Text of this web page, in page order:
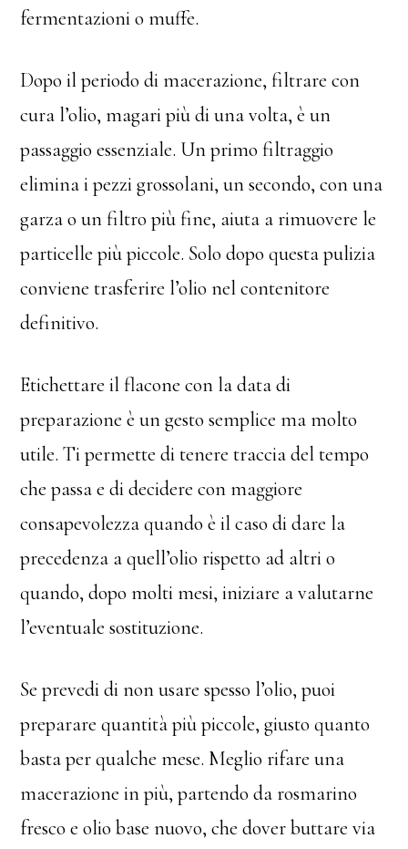
fermentazioni o muffe.
Dopo il periodo di macerazione, filtrare con
cura l’olio, magari più di una volta, è un
passaggio essenziale. Un primo filtraggio
elimina i pezzi grossolani, un secondo, con una
garza o un filtro più fine, aiuta a rimuovere le
particelle più piccole. Solo dopo questa pulizia
conviene trasferire l’olio nel contenitore
definitivo.
Etichettare il flacone con la data di
preparazione è un gesto semplice ma molto
utile. Ti permette di tenere traccia del tempo
che passa e di decidere con maggiore
consapevolezza quando è il caso di dare la
precedenza a quell’olio rispetto ad altri o
quando, dopo molti mesi, iniziare a valutarne
l’eventuale sostituzione.
Se prevedi di non usare spesso l’olio, puoi
preparare quantità più piccole, giusto quanto
basta per qualche mese. Meglio rifare una
macerazione in più, partendo da rosmarino
fresco e olio base nuovo, che dover buttare via